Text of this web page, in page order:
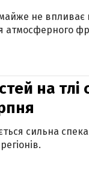
не впливає
атмосферного
на тлі
сильна